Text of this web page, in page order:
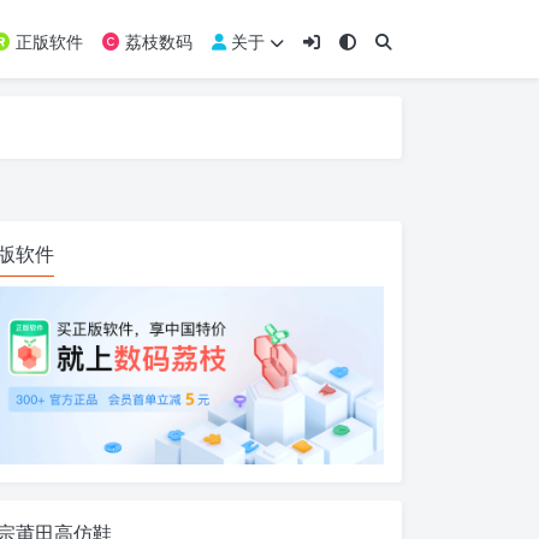
正版软件 荔枝数码 关于
软件
莆田高仿鞋